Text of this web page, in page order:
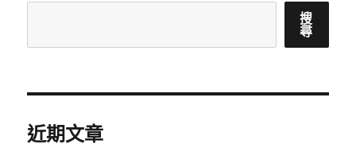
搜
尋
近期文章